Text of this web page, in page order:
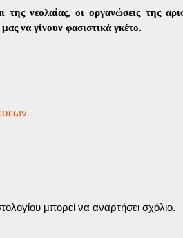
νεολαίας, οι οργανώσεις της
να γίνουν φασιστικά γκέτο.
μπορεί να αναρτήσει σχόλιο.